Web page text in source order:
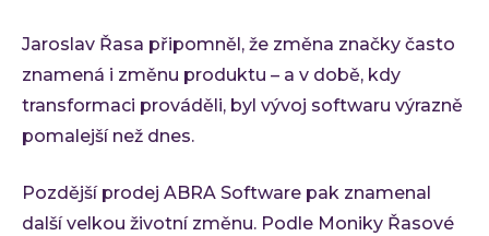
Jaroslav Řasa připomněl, že změna značky často
znamená i změnu produktu – a v době, kdy
transformaci prováděli, byl vývoj softwaru výrazně
pomalejší než dnes.
Pozdější prodej ABRA Software pak znamenal
další velkou životní změnu. Podle Moniky Řasové